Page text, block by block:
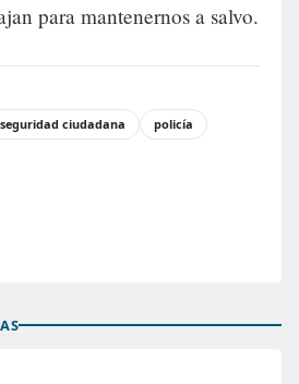
para mantenernos a salvo.
seguridad ciudadana
policía